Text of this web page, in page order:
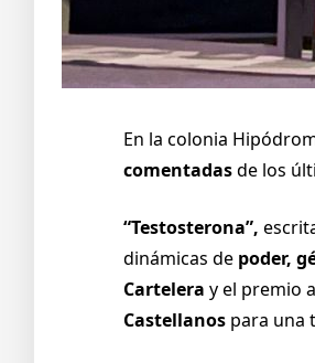
En la colonia
comentadasde los
“Testosterona”,
dinámicas de poder,
Cartelera y el premio a
Castellanos para una